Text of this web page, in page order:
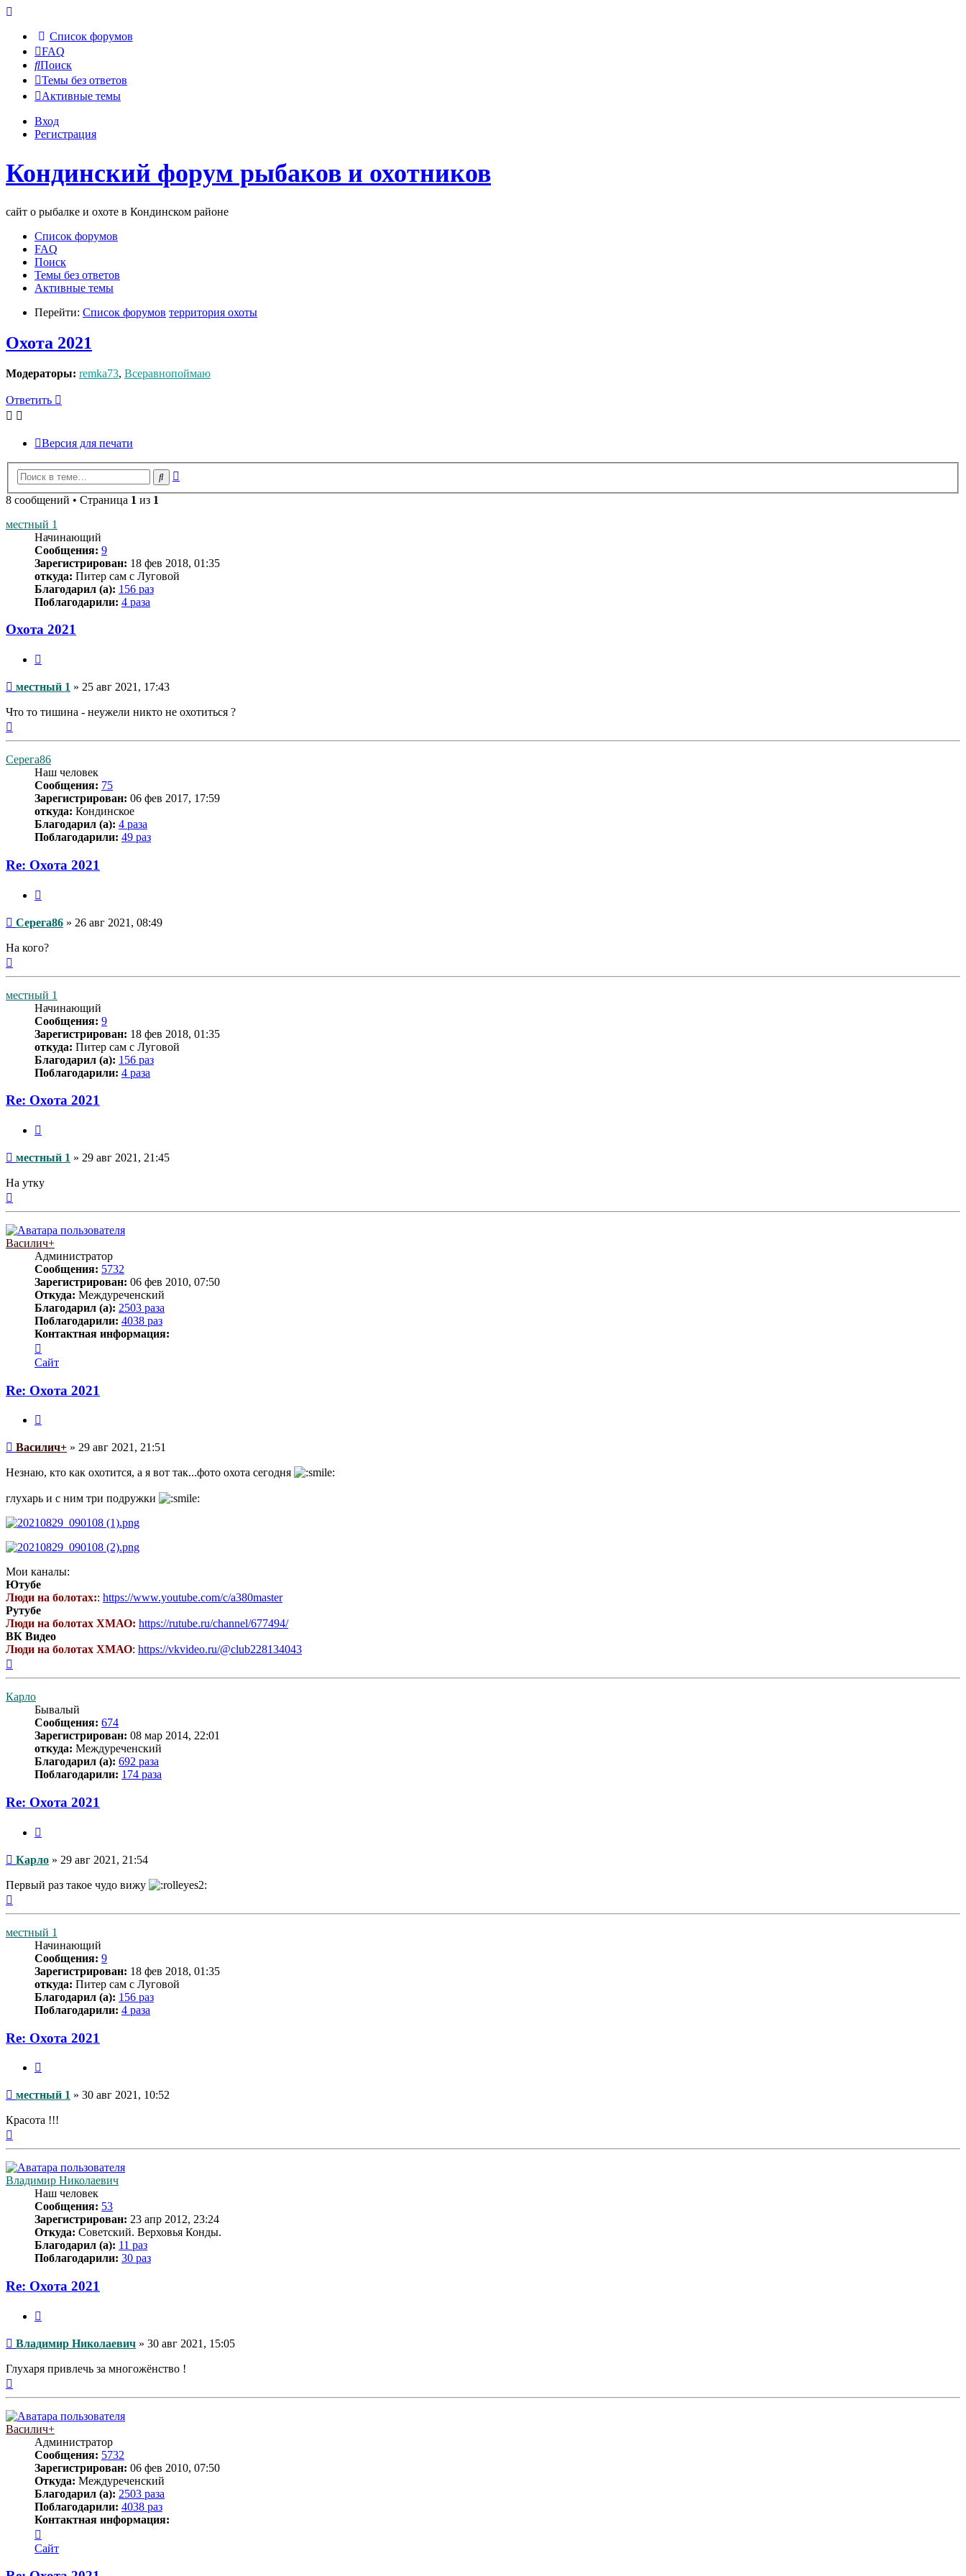
Список форумов
FAQ
Поиск
Темы без ответов
Активные темы
Вход
Регистрация
Кондинский форум рыбаков и охотников
сайт о рыбалке и охоте в Кондинском районе
Список форумов
FAQ
Поиск
Темы без ответов
Активные темы
Перейти: Список форумов территория охоты
Охота 2021
Модераторы: remka73, Всеравнопоймаю
Ответить
Версия для печати
Поиск
8 сообщений • Страница 1 из 1
местный 1
Начинающий
Сообщения: 9
Зарегистрирован: 18 фев 2018, 01:35
откуда: Питер сам с Луговой
Благодарил (а): 156 раз
Поблагодарили: 4 раза
Охота 2021
Сообщение
местный 1 » 25 авг 2021, 17:43
Что то тишина - неужели никто не охотиться ?
Серега86
Наш человек
Сообщения: 75
Зарегистрирован: 06 фев 2017, 17:59
откуда: Кондинское
Благодарил (а): 4 раза
Поблагодарили: 49 раз
Re: Охота 2021
Сообщение
Серега86 » 26 авг 2021, 08:49
На кого?
местный 1
Начинающий
Сообщения: 9
Зарегистрирован: 18 фев 2018, 01:35
откуда: Питер сам с Луговой
Благодарил (а): 156 раз
Поблагодарили: 4 раза
Re: Охота 2021
Сообщение
местный 1 » 29 авг 2021, 21:45
На утку
Василич+
Администратор
Сообщения: 5732
Зарегистрирован: 06 фев 2010, 07:50
Откуда: Междуреченский
Благодарил (а): 2503 раза
Поблагодарили: 4038 раз
Контактная информация:
информация
пользователя
Василич+
Сайт
Re: Охота 2021
Сообщение
Василич+ » 29 авг 2021, 21:51
Незнаю, кто как охотится, а я вот так...фото охота сегодня
глухарь и с ним три подружки
Мои каналы:
Ютубе
Люди на болотах:: https://www.youtube.com/c/a380master
Рутубе
Люди на болотах ХМАО: https://rutube.ru/channel/677494/
ВК Видео
Люди на болотах ХМАО: https://vkvideo.ru/@club228134043
Карло
Бывалый
Сообщения: 674
Зарегистрирован: 08 мар 2014, 22:01
откуда: Междуреченский
Благодарил (а): 692 раза
Поблагодарили: 174 раза
Re: Охота 2021
Сообщение
Карло » 29 авг 2021, 21:54
Первый раз такое чудо вижу
местный 1
Начинающий
Сообщения: 9
Зарегистрирован: 18 фев 2018, 01:35
откуда: Питер сам с Луговой
Благодарил (а): 156 раз
Поблагодарили: 4 раза
Re: Охота 2021
Сообщение
местный 1 » 30 авг 2021, 10:52
Красота !!!
Владимир Николаевич
Наш человек
Сообщения: 53
Зарегистрирован: 23 апр 2012, 23:24
Откуда: Советский. Верховья Конды.
Благодарил (а): 11 раз
Поблагодарили: 30 раз
Re: Охота 2021
Сообщение
Владимир Николаевич » 30 авг 2021, 15:05
Глухаря привлечь за многожёнство !
Василич+
Администратор
Сообщения: 5732
Зарегистрирован: 06 фев 2010, 07:50
Откуда: Междуреченский
Благодарил (а): 2503 раза
Поблагодарили: 4038 раз
Контактная информация:
информация
пользователя
Василич+
Сайт